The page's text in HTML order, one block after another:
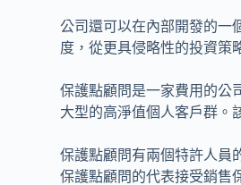
公司還可以在內部開發的一
度，從更具侵略性的投資策
保護點顧問是一家費用的公
大型的高淨值個人客戶群。
保護點顧問有兩個特許人員
保護點顧問的代表接受銷售